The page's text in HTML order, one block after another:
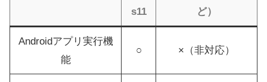
s11
ど）
Androidアプリ実行機
能
○ ×（非対応）